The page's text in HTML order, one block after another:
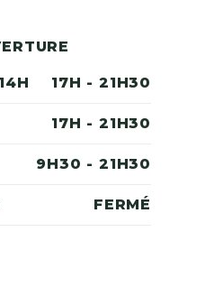
17H - 21H30
17H - 21H30
9H30 - 21H30
FERMÉ